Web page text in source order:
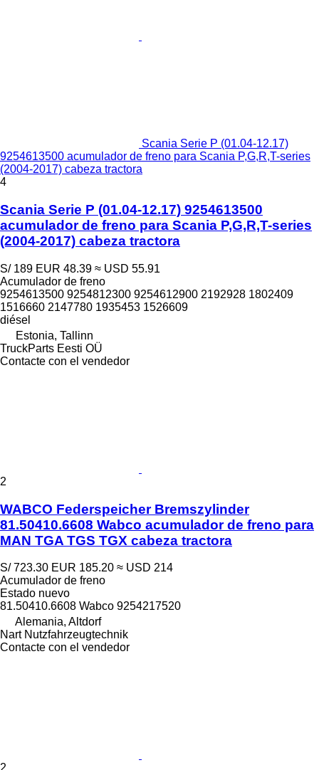
Scania Serie P (01.04-12.17)
9254613500 acumulador de freno para Scania P,G,R,T-series
(2004-2017) cabeza tractora
4
Scania Serie P (01.04-12.17) 9254613500
acumulador de freno para Scania P,G,R,T-series
(2004-2017) cabeza tractora
S/ 189 EUR 48.39 ≈ USD 55.91
Acumulador de freno
9254613500 9254812300 9254612900 2192928 1802409
1516660 2147780 1935453 1526609
diésel
Estonia, Tallinn
TruckParts Eesti OÜ
Contacte con el vendedor
2
WABCO Federspeicher Bremszylinder
81.50410.6608 Wabco acumulador de freno para
MAN TGA TGS TGX cabeza tractora
S/ 723.30 EUR 185.20 ≈ USD 214
Acumulador de freno
Estado nuevo
81.50410.6608 Wabco 9254217520
Alemania, Altdorf
Nart Nutzfahrzeugtechnik
Contacte con el vendedor